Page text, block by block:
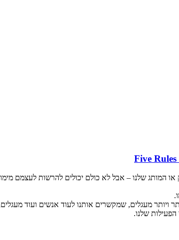
המותג שלנו – אבל לא כולם יכולים להרשות לעצמם
ויותר מעגלים, שמקשרים אותנו לעוד אנשים ועוד
שלנו.